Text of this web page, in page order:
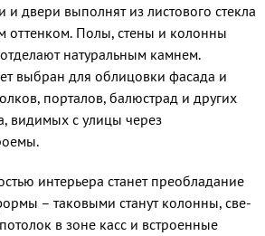
и двери выполнят из листового стекла
оттенком. Полы, стены и ко­лонны
нату­ральным камнем.
выбран для облицовки фасада и
порталов, балюстрад и других
видимых с улицы через
интерьера станет преобладание
– таковыми станут колонны, све­
в зоне касс и встроенные